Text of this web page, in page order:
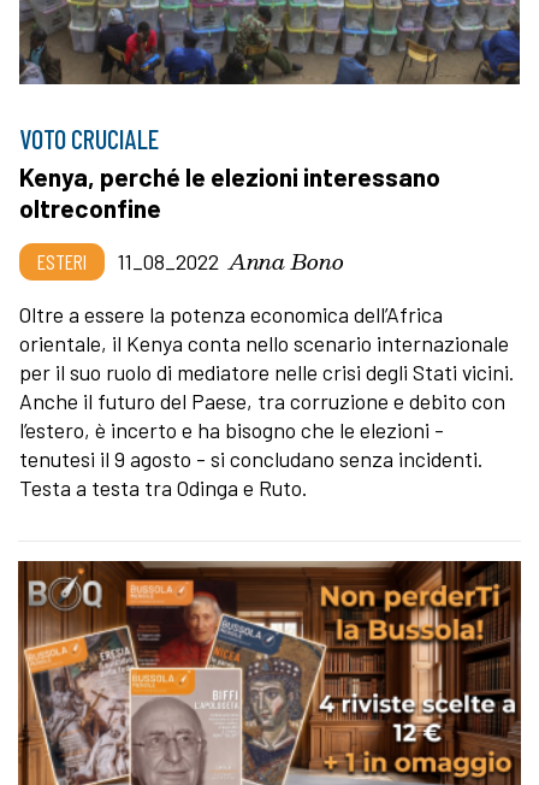
VOTO CRUCIALE
Kenya, perché le elezioni interessano
oltreconfine
ESTERI 11_08_2022 Anna Bono
Oltre a essere la potenza economica dell’Africa
orientale, il Kenya conta nello scenario internazionale
per il suo ruolo di mediatore nelle crisi degli Stati vicini.
Anche il futuro del Paese, tra corruzione e debito con
l’estero, è incerto e ha bisogno che le elezioni -
tenutesi il 9 agosto - si concludano senza incidenti.
Testa a testa tra Odinga e Ruto.